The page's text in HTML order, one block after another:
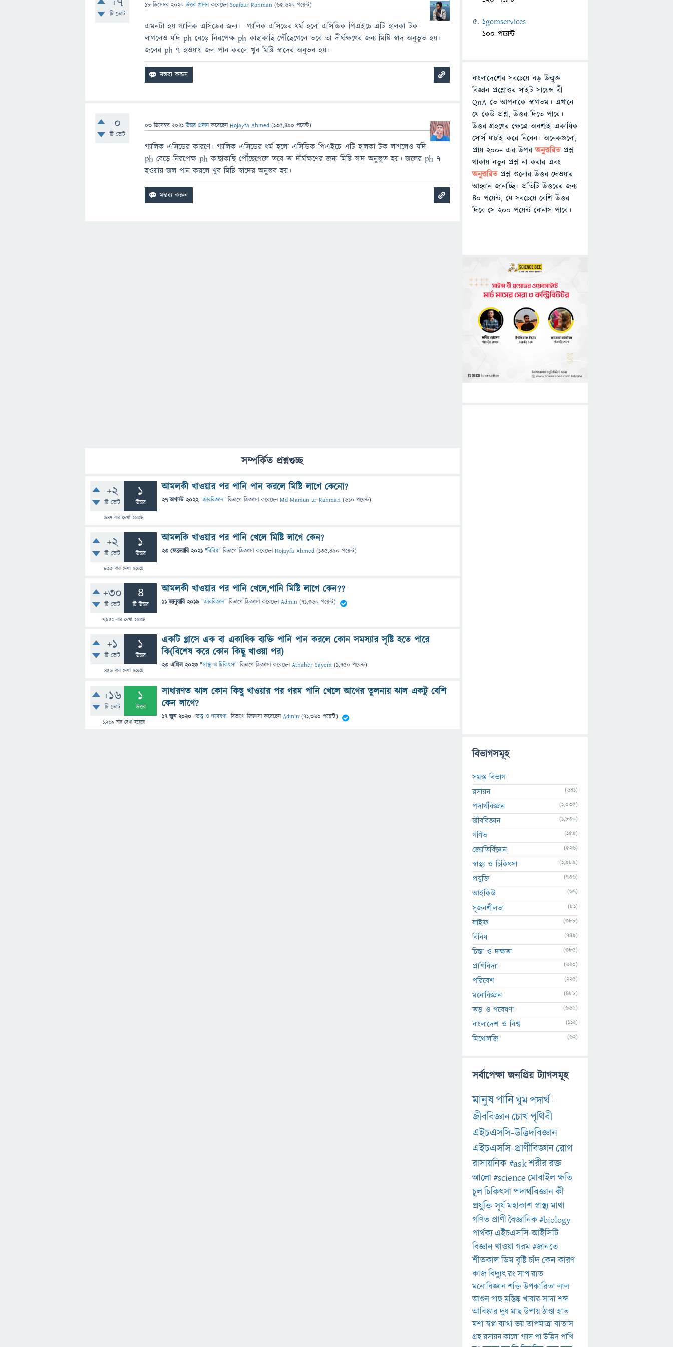
টি ভোট
18 ডিসেম্বর 2020 উত্তর প্রদান করেছেনSoaibur Rahman (65,620 পয়েন্ট)
এমনটা হয় গ্যালিক এসিডের জন্য। গ্যালিক এসিডের ধর্ম হলো এসিডিক পিএইচে এটি হালকা টক
লাগলেও যদি ph বেড়ে নিরপেক্ষ ph কাছাকাছি পৌঁছেগেলে তবে তা দীর্ঘক্ষণের জন্য মিষ্টি স্বাদ অনুভূত হয়।
জলের ph 7 হওয়ায় জল পান করলে খুব মিষ্টি স্বাদের অনুভব হয়।
0
টি ভোট
03 ডিসেম্বর 2021 উত্তর প্রদান করেছেনHojayfa Ahmed (135,490 পয়েন্ট)
গ্যালিক এসিডের কারণে। গ্যালিক এসিডের ধর্ম হলো এসিডিক পিএইচে এটি হালকা টক লাগলেও যদি
ph বেড়ে নিরপেক্ষ ph কাছাকাছি পৌঁছেগেলে তবে তা দীর্ঘক্ষণের জন্য মিষ্টি স্বাদ অনুভূত হয়। জলের ph ৭
হওয়ায় জল পান করলে খুব মিষ্টি স্বাদের অনুভব হয়।
সম্পর্কিত প্রশ্নগুচ্ছ
+2
টি ভোট
1
উত্তর
947 বার দেখা হয়েছে
আমলকী খাওয়ার পর পানি পান করলে মিষ্টি লাগে কেনো?
27 অগাস্ট 2022 "জীববিজ্ঞান" বিভাগে জিজ্ঞাসাকরেছেনMd Mamun ur Rahman (610 পয়েন্ট)
+2
টি ভোট
1
উত্তর
833 বার দেখা হয়েছে
আমলকি খাওয়ার পর পানি খেলে মিষ্টি লাগে কেন?
23 ফেব্রুয়ারি 2021 "বিবিধ" বিভাগে জিজ্ঞাসাকরেছেনHojayfa Ahmed (135,490 পয়েন্ট)
+30
টি ভোট
4
টি উত্তর
7,952বার দেখা হয়েছে
আমলকী খাওয়ার পর পানি খেলে,পানি মিষ্টি লাগে কেন??
11 জানুয়ারি 2019 "জীববিজ্ঞান" বিভাগে জিজ্ঞাসাকরেছেনAdmin (71,360 পয়েন্ট)
+1
টি ভোট
1
উত্তর
456বার দেখা হয়েছে
একটি গ্লাসে এক বা একাধিক ব্যক্তি পানি পান করলে কোন সমস্যার সৃষ্টি হতে পারে
কি(বিশেষ করে কোন কিছু খাওয়া পর)
23 এপ্রিল 2023 "স্বাস্থ্য ও চিকিৎসা" বিভাগে জিজ্ঞাসাকরেছেনAthaher Sayem (1,750 পয়েন্ট)
+16
টি ভোট
1
উত্তর
1,269 বার দেখা হয়েছে
সাধারণত‌ ঝাল কোন কিছু খাওয়ার পর গরম পানি খেলে আগের তুলনায় ঝাল একটু বেশি
কেন লাগে?
17 জুন 2020 "তত্ত্ব ও গবেষণা" বিভাগে জিজ্ঞাসাকরেছেনAdmin (71,360 পয়েন্ট)
1gomservices
100 পয়েন্ট
বাংলাদেশের সবচেয়ে বড় উন্মুক্ত
বিজ্ঞান প্রশ্নোত্তর সাইট সায়েন্স বী
QnA তে আপনাকে স্বাগতম। এখানে
যে কেউ প্রশ্ন, উত্তর দিতে পারে।
উত্তর গ্রহণের ক্ষেত্রে অবশ্যই একাধিক
সোর্স যাচাই করে নিবেন। অনেকগুলো,
প্রায় ২০০+ এর উপরঅনুত্তরিতপ্রশ্ন
থাকায় নতুন প্রশ্ন না করার এবং
অনুত্তরিত প্রশ্ন গুলোর উত্তর দেওয়ার
আহ্বান জানাচ্ছি। প্রতিটি উত্তরের জন্য
৪০ পয়েন্ট, যে সবচেয়ে বেশি উত্তর
দিবে সে ২০০ পয়েন্ট বোনাস পাবে।
বিভাগসমূহ
সমস্ত বিভাগ
রসায়ন
(641)
পদার্থবিজ্ঞান (1,035)
জীববিজ্ঞান (1,830)
গণিত (159)
জ্যোতির্বিজ্ঞান (526)
স্বাস্থ্য ও চিকিৎসা (1,989)
প্রযুক্তি (736)
আইকিউ (67)
সৃজনশীলতা (81)
লাইফ (388)
বিবিধ (749)
চিন্তা ও দক্ষতা (385)
প্রাণিবিদ্যা (620)
পরিবেশ (225)
মনোবিজ্ঞান (488)
তত্ত্ব ও গবেষণা (669)
বাংলাদেশ ও বিশ্ব (112)
মিথোলজি (62)
সর্বাপেক্ষা জনপ্রিয় ট্যাগসমূহ
মানুষপানিঘুমপদার্থ-
জীববিজ্ঞানচোখপৃথিবী
এইচএসসি-উদ্ভিদবিজ্ঞান
এইচএসসি-প্রাণীবিজ্ঞানরোগ
রাসায়নিক#askশরীররক্ত
আলো#scienceমোবাইলক্ষতি
চুলচিকিৎসাপদার্থবিজ্ঞানকী
প্রযুক্তিসূর্যমহাকাশস্বাস্থ্যমাথা
গণিত প্রাণীবৈজ্ঞানিক#biology
পার্থক্য এইচএসসি-আইসিটি
বিজ্ঞানখাওয়াগরম#জানতে
শীতকালডিমবৃষ্টিচাঁদকেনকারণ
কাজবিদ্যুৎরংসাপরাত
মনোবিজ্ঞানশক্তিউপকারিতালাল
আগুনগাছমস্তিষ্কখাবারসাদাশব্দ
আবিষ্কারদুধমাছউপায়ঠাণ্ডাহাত
মশাস্বপ্নব্যাথাভয়তাপমাত্রাবাতাস
গ্রহরসায়নকালোগ্যাসপাউদ্ভিদপাখি